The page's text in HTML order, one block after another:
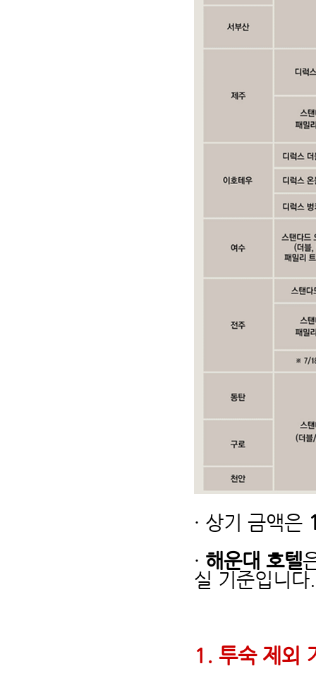
· 상기 금액은
· 해운대 호텔
실 기준입니다.
1. 투숙 제외